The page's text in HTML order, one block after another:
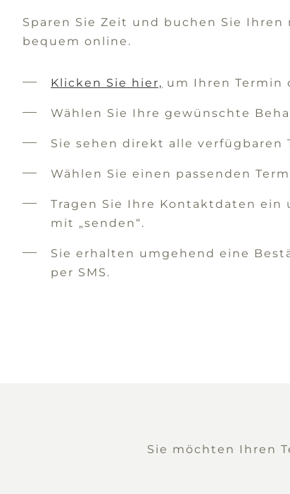
Sparen Sie Zeit und buchen Sie Ihren
bequem online.
Klicken Sie hier, um Ihren Termin
Wählen Sie Ihre gewünschte
Sie sehen direkt alle verfügbaren
Wählen Sie einen passenden
Tragen Sie Ihre Kontaktdaten ein
mit „senden“.
Sie erhalten umgehend eine
per SMS.
Sie möchten Ihren